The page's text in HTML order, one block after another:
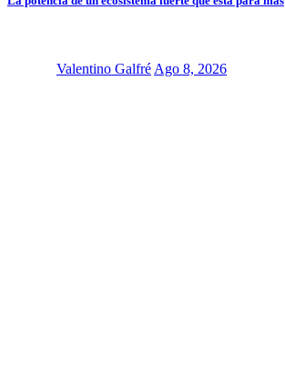
Valentino Galfré Ago 8, 2026